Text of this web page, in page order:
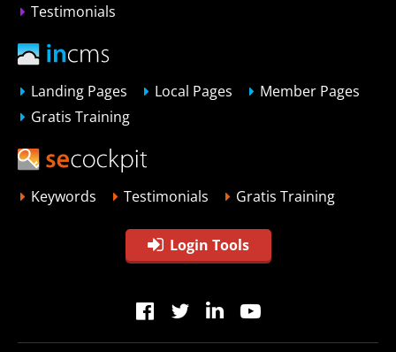
Testimonials
Landing Pages Local Pages
Member Pages
Gratis Training
Keywords Testimonials Gratis Training
Login Tools